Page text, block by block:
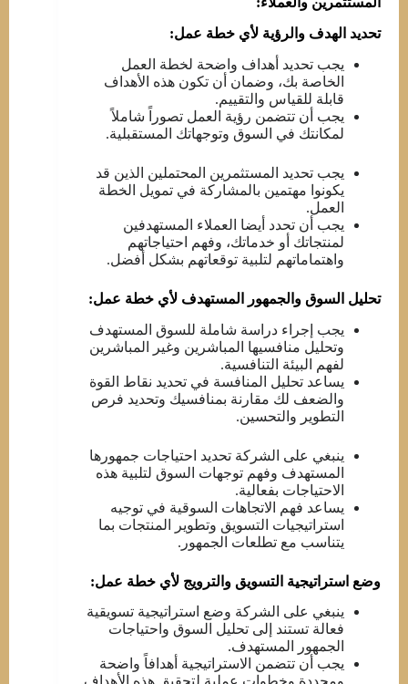
تحديد الهدف والرؤية لأي خطة عمل:
يجب تحديد أهداف واضحة لخطة العمل
الخاصة بك، وضمان أن تكون هذه الأهداف
قابلة للقياس والتقييم.
يجب أن تتضمن رؤية العمل تصوراً شاملاً
لمكانتك في السوق وتوجهاتك المستقبلية.
يجب تحديد المستثمرين المحتملين الذين قد
يكونوا مهتمين بالمشاركة في تمويل الخطة
العمل.
يجب أن تحدد أيضا العملاء المستهدفين
لمنتجاتك أو خدماتك، وفهم احتياجاتهم
واهتماماتهم لتلبية توقعاتهم بشكل أفضل.
تحليل السوق والجمهور المستهدف لأي خطة عمل:
يجب إجراء دراسة شاملة للسوق المستهدف
وتحليل منافسيها المباشرين وغير المباشرين
لفهم البيئة التنافسية.
يساعد تحليل المنافسة في تحديد نقاط القوة
والضعف لك مقارنة بمنافسيك وتحديد فرص
التطوير والتحسين.
ينبغي على الشركة تحديد احتياجات جمهورها
المستهدف وفهم توجهات السوق لتلبية هذه
الاحتياجات بفعالية.
يساعد فهم الاتجاهات السوقية في توجيه
استراتيجيات التسويق وتطوير المنتجات بما
يتناسب مع تطلعات الجمهور.
وضع استراتيجية التسويق والترويج لأي خطة عمل:
ينبغي على الشركة وضع استراتيجية تسويقية
فعالة تستند إلى تحليل السوق واحتياجات
الجمهور المستهدف.
يجب أن تتضمن الاستراتيجية أهدافاً واضحة